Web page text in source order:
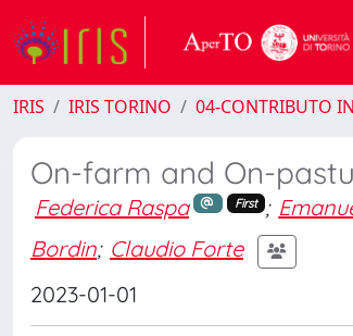
IRIS IRIS TORINO 04-CONTRIBUTO
On-farm and On-
Federica Raspa First ;
Bordin; Claudio Forte
2023-01-01